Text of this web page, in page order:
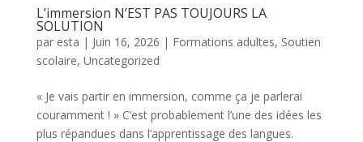
L’immersion N’EST PAS TOUJOURS LA
SOLUTION
par esta | Juin 16, 2026 | Formations adultes, Soutien
scolaire, Uncategorized
« Je vais partir en immersion, comme ça je parlerai
couramment ! » C’est probablement l’une des idées les
plus répandues dans l’apprentissage des langues.